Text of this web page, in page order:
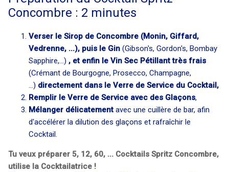
Concombre : 2 minutes
Verser le Sirop de Concombre (Monin, Giffard,
Vedrenne, ...), puis le Gin (Gibson's, Gordon's, Bombay
Sapphire,...) , et enfin le Vin Sec Pétillant très frais
(Crémant de Bourgogne, Prosecco, Champagne,
...) directement dans le Verre de Service du Cocktail,
Remplir le Verre de Service avec des Glaçons,
Mélanger délicatement avec une cuillère de bar, afin
d'accélérer la dilution des glaçons et rafraîchir le
Cocktail.
Tu veux préparer 5, 12, 60, ... Cocktails Spritz Concombre,
utilise la Cocktailatrice !